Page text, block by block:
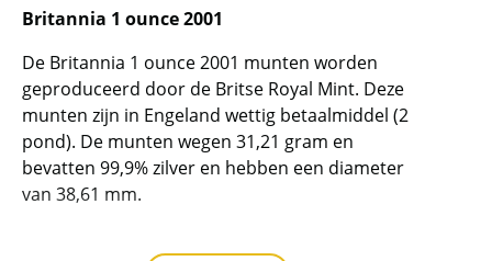
Britannia 1 ounce 2001
De Britannia 1 ounce 2001 munten worden
geproduceerd door de Britse Royal Mint. Deze
munten zijn in Engeland wettig betaalmiddel (2
pond). De munten wegen 31,21 gram en
bevatten 99,9% zilver en hebben een diameter
van 38,61 mm.